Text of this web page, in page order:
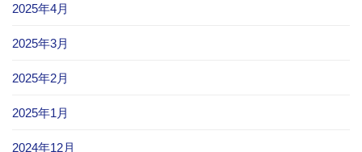
2025年4月
2025年3月
2025年2月
2025年1月
2024年12月